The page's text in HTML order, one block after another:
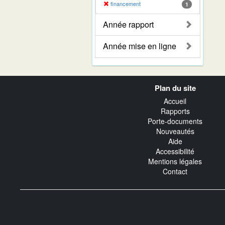
financement 1
Année rapport
Année mise en ligne
Plan du site
Accueil
Rapports
Porte-documents
Nouveautés
Aide
Accessibilité
Mentions légales
Contact